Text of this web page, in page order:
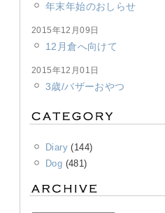
年末年始のおしらせ
2015年12月09日
12月倉へ向けて
2015年12月01日
3歳/バザーおやつ
Diary(144)
Dog (481)